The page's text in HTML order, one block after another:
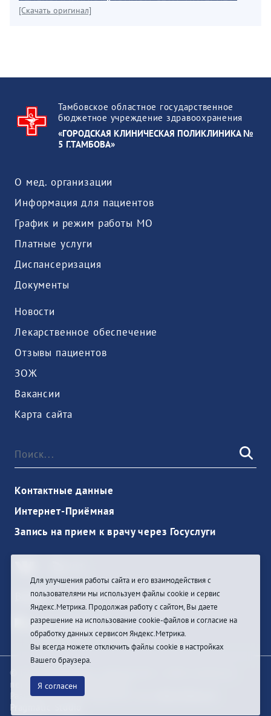
[Скачать оригинал]
Тамбовское областное государственное
бюджетное учреждение здравоохранения
«ГОРОДСКАЯ КЛИНИЧЕСКАЯ ПОЛИКЛИНИКА №
5 Г.ТАМБОВА»
О мед. организации
Информация для пациентов
График и режим работы МО
Платные услуги
Диспансеризация
Документы
Новости
Лекарственное обеспечение
Отзывы пациентов
ЗОЖ
Вакансии
Карта сайта
Контактные данные
Интернет-Приёмная
Запись на прием к врачу через Госуслуги
Войти
© При цитировании информации с сайта ссылка на
первоисточник обязательна
Разработка и техподдержка сайта
Pragmatic Studio
Для улучшения работы сайта и его взаимодействия с
пользователями мы используем файлы cookie и сервис
Яндекс.Метрика. Продолжая работу с сайтом, Вы даете
разрешение на использование cookie-файлов и согласие на
обработку данных сервисом Яндекс.Метрика.
Вы всегда можете отключить файлы cookie в настройках
Вашего браузера.
Я согласен